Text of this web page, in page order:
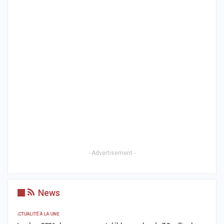
- Advertisement -
News
ACTUALITÉ À LA UNE